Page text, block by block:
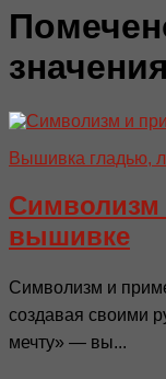
значения
Вышивка гладью,
Символизм
вышивке
Символизм и
создавая своими
мечту» — вы...